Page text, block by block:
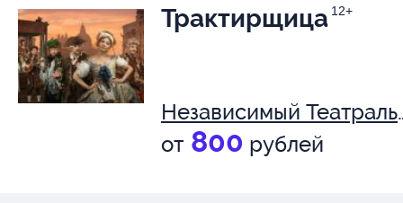
Трактирщица 12+
от 800 рублей